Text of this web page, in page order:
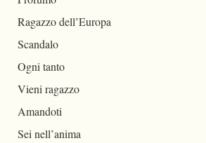
Ragazzo dell’Europa
Scandalo
Ogni tanto
Vieni ragazzo
Amandoti
Sei nell’anima